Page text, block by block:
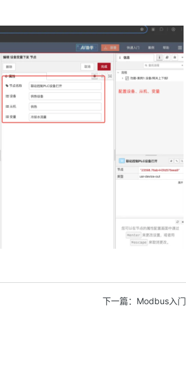
下一篇：Modbus入门